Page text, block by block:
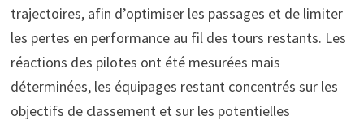
trajectoires, afin d’optimiser les passages et de limiter
les pertes en performance au fil des tours restants. Les
réactions des pilotes ont été mesurées mais
déterminées, les équipages restant concentrés sur les
objectifs de classement et sur les potentielles